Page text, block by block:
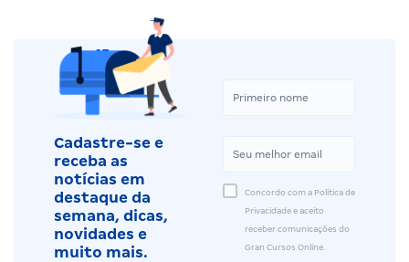
Cadastre-se e
receba as
notícias em
destaque da
semana, dicas,
novidades e
muito mais.
Concordo com a Política de
Privacidade e aceito
receber comunicações do
Gran Cursos Online.